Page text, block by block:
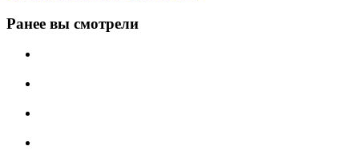
Ранее вы смотрели